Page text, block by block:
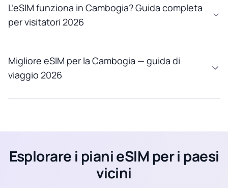
L’eSIM funziona in Cambogia? Guida completa
per visitatori 2026
Migliore eSIM per la Cambogia — guida di
viaggio 2026
Esplorare i piani eSIM per i paesi
vicini